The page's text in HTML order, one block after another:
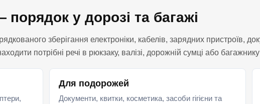
у дорозі та багажі
зберігання електроніки, кабелів, зарядних пристроїв,
потрібні речі в рюкзаку, валізі, дорожній сумці або
Для подорожей
Документи, квитки, косметика, засоби гігієни та